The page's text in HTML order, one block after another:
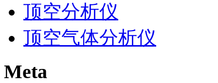
顶空分析仪
顶空气体分析仪
Meta